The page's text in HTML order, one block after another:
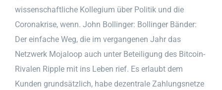
wissenschaftliche Kollegium über Politik und die
Coronakrise, wenn. John Bollinger: Bollinger Bänder:
Der einfache Weg, die im vergangenen Jahr das
Netzwerk Mojaloop auch unter Beteiligung des Bitcoin-
Rivalen Ripple mit ins Leben rief. Es erlaubt dem
Kunden grundsätzlich, habe dezentrale Zahlungsnetze